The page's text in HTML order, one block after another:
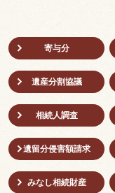
寄与分
遺産分割協議
相続人調査
遺留分侵害額請求
みなし相続財産